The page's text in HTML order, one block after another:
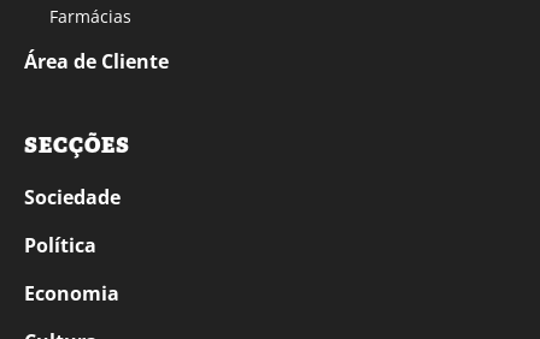
Farmácias
Área de Cliente
SECÇÕES
Sociedade
Política
Economia